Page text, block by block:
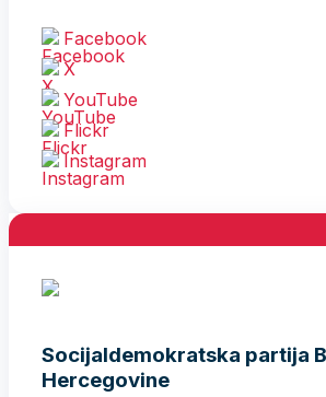
Facebook
X
YouTube
Flickr
Instagram
Socijaldemokratska partija
Hercegovine